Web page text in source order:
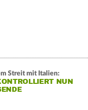
Streit mit Italien:
NUN